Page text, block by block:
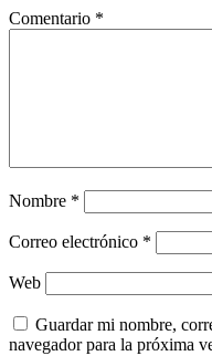
Comentario *
Nombre *
Correo electrónico *
Web
Guardar mi nombre,
navegador para la próxima